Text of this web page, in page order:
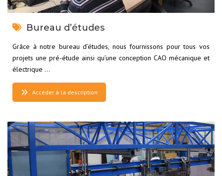
Bureau d’études
Grâce à notre bureau d’études, nous fournissons pour tous vos
projets une pré-étude ainsi qu’une conception CAO mécanique et
électrique …
Accéder à la description